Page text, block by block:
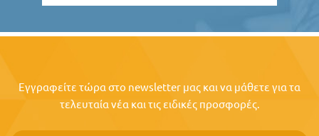
Εγγραφείτε τώρα στο newsletter μας και να μάθετε για τα
τελευταία νέα και τις ειδικές προσφορές.